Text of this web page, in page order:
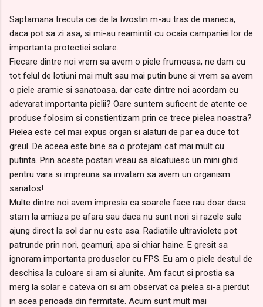
Saptamana trecuta cei de la Iwostin m-au tras de maneca,
daca pot sa zi asa, si mi-au reamintit cu ocaia campaniei lor de
importanta protectiei solare.
Fiecare dintre noi vrem sa avem o piele frumoasa, ne dam cu
tot felul de lotiuni mai mult sau mai putin bune si vrem sa avem
o piele aramie si sanatoasa. dar cate dintre noi acordam cu
adevarat importanta pielii? Oare suntem suficent de atente ce
produse folosim si constientizam prin ce trece pielea noastra?
Pielea este cel mai expus organ si alaturi de par ea duce tot
greul. De aceea este bine sa o protejam cat mai mult cu
putinta. Prin aceste postari vreau sa alcatuiesc un mini ghid
pentru vara si impreuna sa invatam sa avem un organism
sanatos!
Multe dintre noi avem impresia ca soarele face rau doar daca
stam la amiaza pe afara sau daca nu sunt nori si razele sale
ajung direct la sol dar nu este asa. Radiatiile ultraviolete pot
patrunde prin nori, geamuri, apa si chiar haine. E gresit sa
ignoram importanta produselor cu FPS. Eu am o piele destul de
deschisa la culoare si am si alunite. Am facut si prostia sa
merg la solar e cateva ori si am observat ca pielea si-a pierdut
in acea perioada din fermitate. Acum sunt mult mai